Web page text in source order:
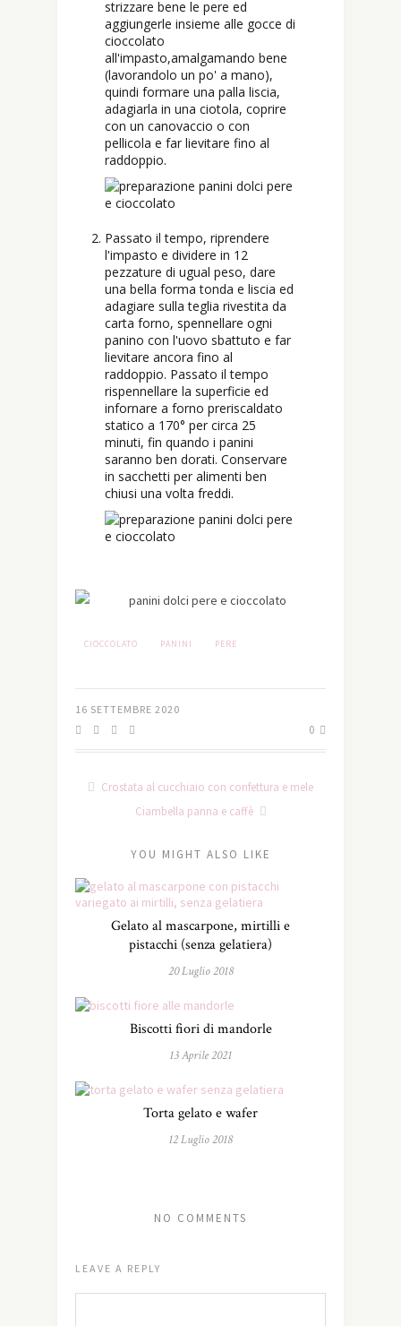
strizzare bene le pere ed
aggiungerle insieme alle gocce di
cioccolato
all'impasto,amalgamando bene
(lavorandolo un po' a mano),
quindi formare una palla liscia,
adagiarla in una ciotola, coprire
con un canovaccio o con
pellicola e far lievitare fino al
raddoppio.
Passato il tempo, riprendere
l'impasto e dividere in 12
pezzature di ugual peso, dare
una bella forma tonda e liscia ed
adagiare sulla teglia rivestita da
carta forno, spennellare ogni
panino con l'uovo sbattuto e far
lievitare ancora fino al
raddoppio. Passato il tempo
rispennellare la superficie ed
infornare a forno preriscaldato
statico a 170° per circa 25
minuti, fin quando i panini
saranno ben dorati. Conservare
in sacchetti per alimenti ben
chiusi una volta freddi.
CIOCCOLATO PANINI PERE
16 SETTEMBRE 2020
0
Crostata al cucchiaio con confettura e mele
Ciambella panna e caffè
YOU MIGHT ALSO LIKE
Gelato al mascarpone, mirtilli e
pistacchi (senza gelatiera)
20 Luglio 2018
Biscotti fiori di mandorle
13 Aprile 2021
Torta gelato e wafer
12 Luglio 2018
NO COMMENTS
LEAVE A REPLY